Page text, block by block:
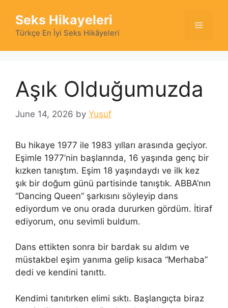
content
Seks Hikayeleri
Türkçe En İyi Seks Hikâyeleri
Menu
Aşık Olduğumuzda
June 14, 2026 by Yusuf
Bu hikaye 1977 ile 1983 yılları arasında geçiyor.
Eşimle 1977’nin başlarında, 16 yaşında genç bir
kızken tanıştım. Eşim 18 yaşındaydı ve ilk kez
şık bir doğum günü partisinde tanıştık. ABBA’nın
“Dancing Queen” şarkısını söyleyip dans
ediyordum ve onu orada dururken gördüm. İtiraf
ediyorum, onu sevimli buldum.
Dans ettikten sonra bir bardak su aldım ve
müstakbel eşim yanıma gelip kısaca “Merhaba”
dedi ve kendini tanıttı.
Kendimi tanıtırken elimi sıktı. Başlangıçta biraz